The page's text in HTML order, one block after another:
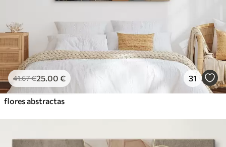
41.67€25.00 € 31
flores abstractas